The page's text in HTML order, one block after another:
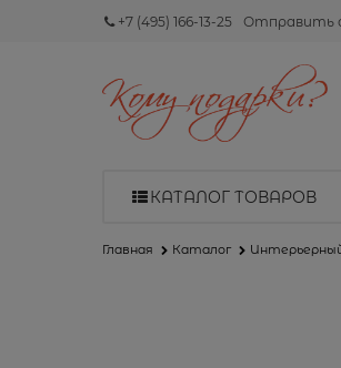
+7 (495) 166-13-25 Отправить
КАТАЛОГ ТОВАРОВ
Главная Каталог